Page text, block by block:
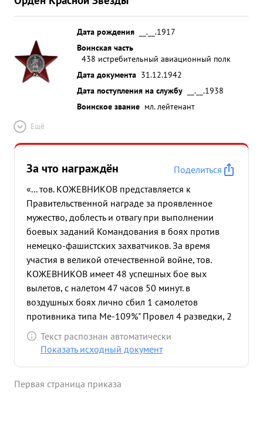
Дата рождения
__.__.1917
Воинская часть
438 истребительный авиационный полк
Дата документа 31.12.1942
Дата поступления на службу
__.__.1938
Воинское звание мл. лейтенант
Ещё
За что награждён
Поделиться
«... тов. КОЖЕВНИКОВ представляется к
Правительственной награде за проявленное
мужество, доблесть и отвагу при выполнении
боевых заданий Командования в боях против
немецко-фашистских захватчиков. За время
участия в великой отечественной войне, тов.
КОЖЕВНИКОВ имеет 48 успешных бое вых
вылетов, с налетом 47 часов 50 минут. в
воздушных боях лично сбил 1 самолетов
противника типа Ме-109%" Провел 4 разведки, 2
из них отмечены ко мандование м Армии
БЛАГОДАРНОСТЯМИ. Имеет также 11 успешных
штурмовке аэродрома, уничтожил 1 самолет
Текст распознан автоматически
Показать исходный документ
Первая страница приказа